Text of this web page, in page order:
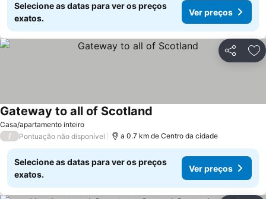
Selecione as datas para ver os preços
exatos.
Ver preços
Partilhar
Casa/apartamento inteiro
Gateway to all of Scotland
/ Pontuação não disponível a 0.7 km de Centro da cidade
Selecione as datas para ver os preços
exatos.
Ver preços